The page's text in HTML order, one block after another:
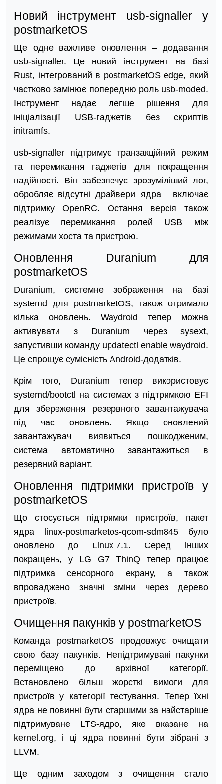
Новий інструмент usb-signaller у
postmarketOS
Ще одне важливе оновлення – додавання
usb-signaller. Це новий інструмент на базі
Rust, інтегрований в postmarketOS edge, який
частково замінює попередню роль usb-moded.
Інструмент надає легше рішення для
ініціалізації USB-гаджетів без скриптів
initramfs.
usb-signaller підтримує транзакційний режим
та перемикання гаджетів для покращення
надійності. Він забезпечує зрозуміліший лог,
обробляє відсутні драйвери ядра і включає
підтримку OpenRC. Остання версія також
реалізує перемикання ролей USB між
режимами хоста та пристрою.
Оновлення Duranium для
postmarketOS
Duranium, системне зображення на базі
systemd для postmarketOS, також отримало
кілька оновлень. Waydroid тепер можна
активувати з Duranium через sysext,
запустивши команду updatectl enable waydroid.
Це спрощує сумісність Android-додатків.
Крім того, Duranium тепер використовує
systemd/bootctl на системах з підтримкою EFI
для збереження резервного завантажувача
під час оновлень. Якщо оновлений
завантажувач виявиться пошкодженим,
система автоматично завантажиться в
резервний варіант.
Оновлення підтримки пристроїв у
postmarketOS
Що стосується підтримки пристроїв, пакет
ядра linux-postmarketos-qcom-sdm845 було
оновлено до Linux 7.1. Серед інших
покращень, у LG G7 ThinQ тепер працює
підтримка сенсорного екрану, а також
впроваджено значні зміни через дерево
пристроїв.
Очищення пакунків у postmarketOS
Команда postmarketOS продовжує очищати
свою базу пакунків. Непідтримувані пакунки
переміщено до архівної категорії.
Встановлено більш жорсткі вимоги для
пристроїв у категорії тестування. Тепер їхні
ядра не повинні бути старшими за найстаріше
підтримуване LTS-ядро, яке вказане на
kernel.org, і ці ядра повинні бути зібрані з
LLVM.
Ще одним заходом з очищення стало